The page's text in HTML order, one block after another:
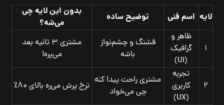
لایه اسم فنی توضیح ساده
بدون این لایه چی
می‌شه؟
۱
ظاهر و
گرافیک
(UI)
قشنگ و چشم‌نواز
باشه
مشتری ۳ ثانیه بعد
می‌پره!
۲
تجربه
کاربری
(UX)
مشتری راحت پیدا کنه
چی می‌خواد
نرخ پرش می‌ره بالای ۸۰٪